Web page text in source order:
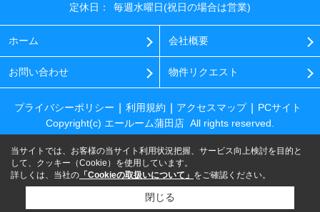
定休日：
毎週水曜日(祝日の場合は営業)
ホーム 会社概要
お問い合わせ 物件リクエスト
プライバシーポリシー 利用規約 アクセスマップ
PCサイト
Copyright(c) エールーム蒲田店 All rights reserved.
当サイトでは、お客様の当サイト利用状況把握、サービス向上検討を目的と
して、クッキー（Cookie）を使用しています。
詳しくは、当社の 「Cookieの取扱いについて」 をご確認ください。
閉じる